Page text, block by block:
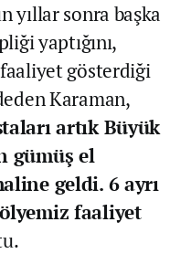
yıllar sonra başka
yaptığını,
gösterdiği
Karaman,
artık Büyük
gümüş el
geldi. 6 ayrı
faaliyet